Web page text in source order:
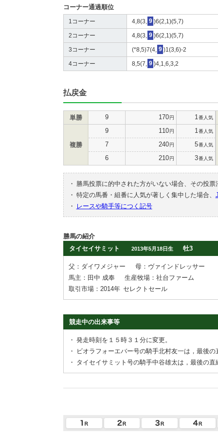
コーナー通過順位
1コーナー 4,8(3, 9 )6(2,1)(5,7)
2コーナー 4,8(3, 9 )6(2,1)(5,7)
3コーナー (*8,5)7(4, 9 )1(3,6)-2
4コーナー 8,5(7, 9 )4,1,6,3,2
払戻金
単勝 9 170円 1 番人気
複勝
9 110円 1 番人気
7 240円 5番人気
6 210円 3番人気
・
勝馬投票に的中された方がいない場合、その投
・ 特定の馬番・組番に人気が著しく集中した場合、
・
レースや騎手等につく記号
勝馬の紹介
タイセイサミット
2013年5月18日生 牡3
父：ダイワメジャー
母：ヴァインドレッサー
馬主：田中 成奉
生産牧場：社台ファーム
取引市場：2014年 セレクトセール
競走中の出来事等
・ 発走時刻を１５時３１分に変更。
・
ビオラフォーエバー号の騎手北村友一は，最後
・ タイセイサミット号の騎手中谷雄太は，最後の